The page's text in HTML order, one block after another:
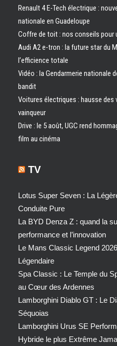
Renault 4 E-Tech électrique :
nationale en Guadeloupe
Coffre de toit : nos conseils pour
Audi A2 e-tron : la future star du
l’efficience totale
Vidéo : la Gendarmerie nationale
bandit
Voitures électriques : hausse des
vainqueur
Drive : le 5 août, UGC rend
film au cinéma
TV
Lotus Super Seven : La
Conduite Pure
La BYD Denza Z : quand la
performance et l’innovation
Le Mans Classic Legend
Légendaire
Spa Classic : Le Temple du
au Cœur des Ardennes
Lamborghini Diablo GT : Le
Séquoias
Lamborghini Urus SE
Hybride le plus Extrême